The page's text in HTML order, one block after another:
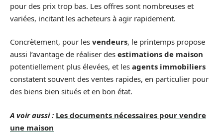
pour des prix trop bas. Les offres sont nombreuses et
variées, incitant les acheteurs à agir rapidement.
Concrètement, pour les vendeurs, le printemps propose
aussi l’avantage de réaliser des estimations de maison
potentiellement plus élevées, et les agents immobiliers
constatent souvent des ventes rapides, en particulier pour
des biens bien situés et en bon état.
A voir aussi : Les documents nécessaires pour vendre
une maison